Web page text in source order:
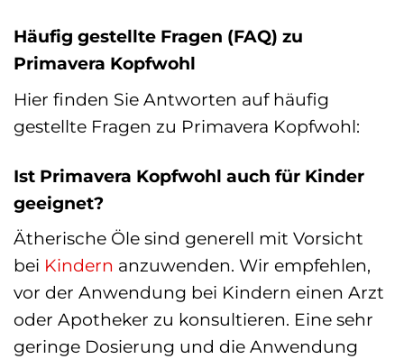
Häufig gestellte Fragen (FAQ) zu
Primavera Kopfwohl
Hier finden Sie Antworten auf häufig
gestellte Fragen zu Primavera Kopfwohl:
Ist Primavera Kopfwohl auch für Kinder
geeignet?
Ätherische Öle sind generell mit Vorsicht
bei Kindern anzuwenden. Wir empfehlen,
vor der Anwendung bei Kindern einen Arzt
oder Apotheker zu konsultieren. Eine sehr
geringe Dosierung und die Anwendung